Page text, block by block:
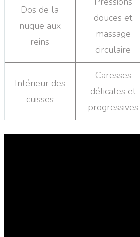
Dos de la
nuque aux
reins
douces et
massage
circulaire
Intérieur des
cuisses
Caresses
délicates et
progressives